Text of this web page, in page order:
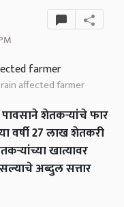
affected farmer
शेतकऱ्यांचे फार
27 लाख शेतकरी
खात्यावर
अब्दुल सत्तार